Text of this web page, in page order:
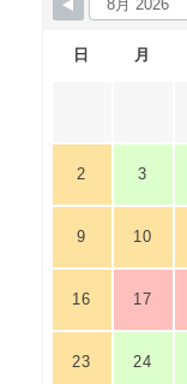
日 月
2 3
9 10
16 17
23 24